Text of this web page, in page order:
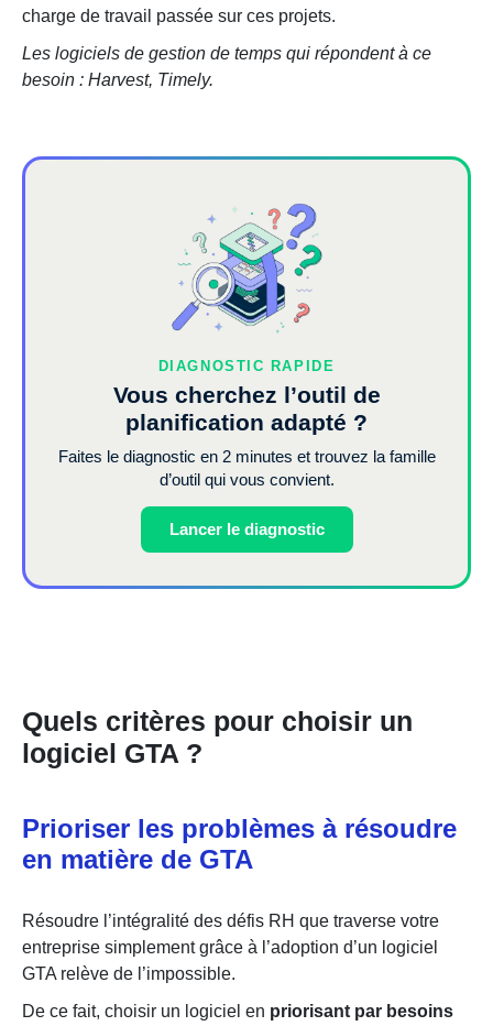
charge de travail passée sur ces projets.
Les logiciels de gestion de temps qui répondent à ce
besoin : Harvest, Timely.
DIAGNOSTIC RAPIDE
Vous cherchez l’outil de
planification adapté ?
Faites le diagnostic en 2 minutes et trouvez la famille
d’outil qui vous convient.
Lancer le diagnostic
Quels critères pour choisir un
logiciel GTA ?
Prioriser les problèmes à résoudre
en matière de GTA
Résoudre l’intégralité des défis RH que traverse votre
entreprise simplement grâce à l’adoption d’un logiciel
GTA relève de l’impossible.
De ce fait, choisir un logiciel en priorisant par besoins